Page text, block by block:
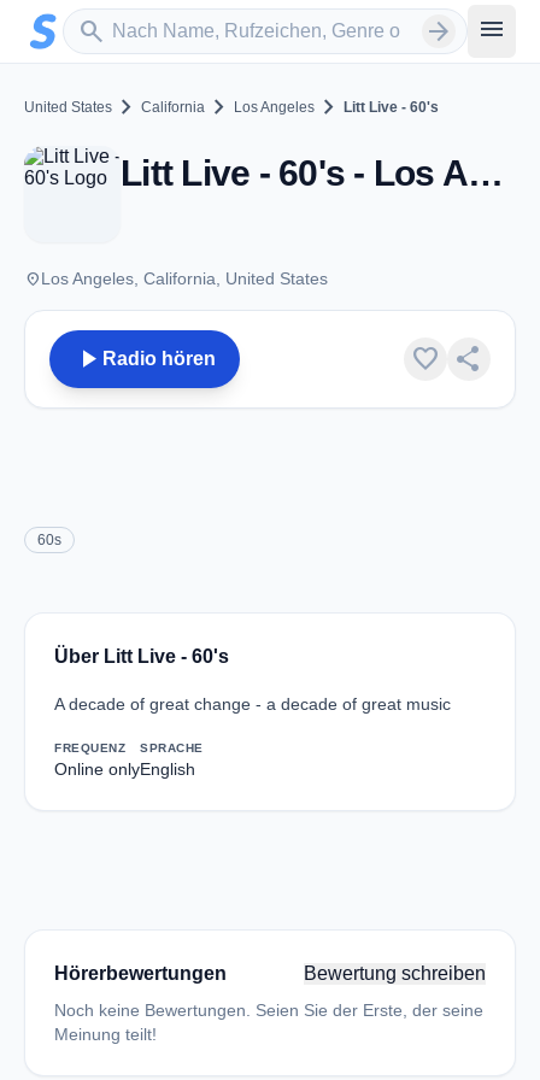
Zum Hauptinhalt springen
search
Sender suchen arrow_forward menu
United States chevron_right California chevron_right Los Angeles chevron_right Litt Live - 60's
Litt Live - 60's - Los Angeles, CA
placeLos Angeles, California, United States
play_arrow Radio hören favorite share
60s
Über Litt Live - 60's
A decade of great change - a decade of great music
FREQUENZ
Online only
SPRACHE
English
Hörerbewertungen Bewertung schreiben
Noch keine Bewertungen. Seien Sie der Erste, der seine
Meinung teilt!